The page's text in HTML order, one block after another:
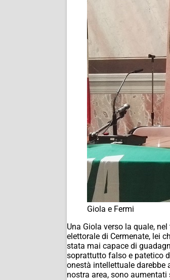
Giola e Fermi
Una Giola verso la quale,
elettorale di Cermenate, lei
stata mai capace di
soprattutto falso e patetico
onestà intellettuale
nostra area, sono